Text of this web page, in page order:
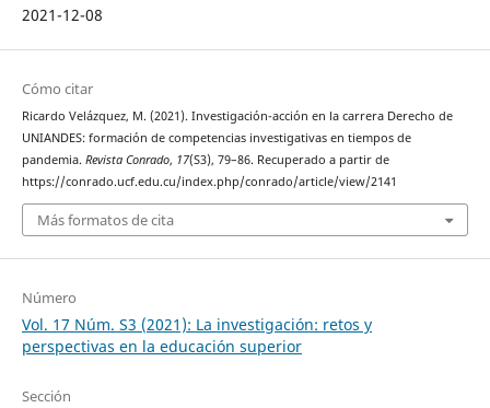
2021-12-08
Cómo citar
Ricardo Velázquez, M. (2021). Investigación-acción en la carrera Derecho de
UNIANDES: formación de competencias investigativas en tiempos de
pandemia. Revista Conrado, 17(S3), 79–86. Recuperado a partir de
https://conrado.ucf.edu.cu/index.php/conrado/article/view/2141
Más formatos de cita
Número
Vol. 17 Núm. S3 (2021): La investigación: retos y
perspectivas en la educación superior
Sección